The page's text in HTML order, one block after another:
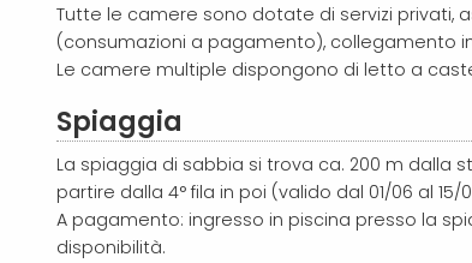
Tutte le camere sono dotate di servizi privati,
(consumazioni a pagamento), collegamento
Le camere multiple dispongono di letto a
Spiaggia
La spiaggia di sabbia si trova ca. 200 m dalla
partire dalla 4° fila in poi (valido dal 01/06 al 15/
A pagamento: ingresso in piscina presso la
disponibilità.